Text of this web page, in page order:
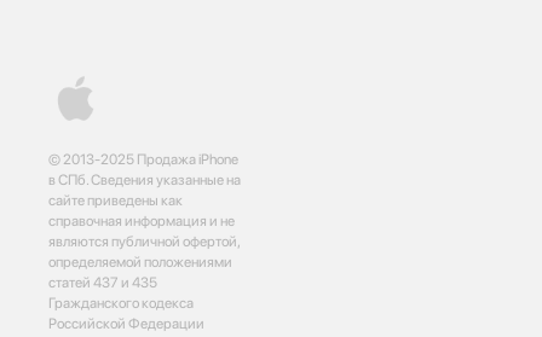
© 2013-2025 Продажа iPhone
в СПб. Сведения указанные на
сайте приведены как
справочная информация и не
являются публичной офертой,
определяемой положениями
статей 437 и 435
Гражданского кодекса
Российской Федерации